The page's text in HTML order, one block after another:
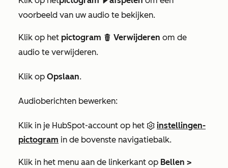
voorbeeld van uw audio te bekijken.
Klik op het pictogram delete Verwijderen om de
audio te verwijderen.
Klik op Opslaan.
Audioberichten bewerken:
Klik in je HubSpot-account op het
instellingen-
pictogram in de bovenste navigatiebalk.
Klik in het menu aan de linkerkant op Bellen >